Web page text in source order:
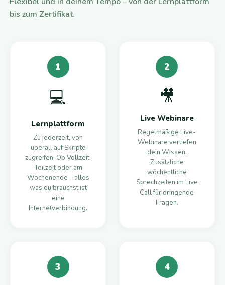
bis zum Zertifikat.
1
💻
Lernplattform
Zu jederzeit, von
überall auf Skripte
zugreifen. Ob Vollzeit,
Teilzeit oder am
Wochenende – alles
was du brauchst ist
eine
Internetverbindung.
2
🎥
Live Webinare
Regelmäßige Live-
Webinare vertiefen
dein Wissen.
Zusätzliche
wöchentliche
Sprechzeiten im Live
Call für dringende
Fragen.
3 4